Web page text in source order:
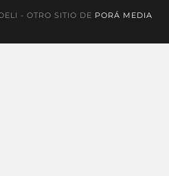
- OTRO SITIO DE PORÁ MEDIA